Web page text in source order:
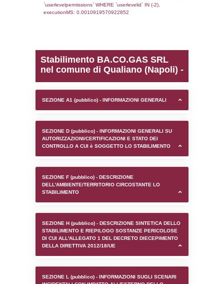
sql: SELECT `userlevelid`, `userlevelname`
0.00020408630371094
sql: SELECT `tablename`, `userlevelid`,
`userlevelpermissions` WHERE `userlevelid`
executionMS: 0.0010919570922852
Stabilimento
nel comune di Qualiano
SEZIONE A1 (pubblico) - INFORMAZIONI